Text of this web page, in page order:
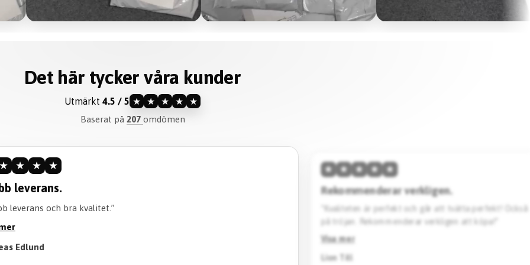
Det här tycker våra kunder
Utmärkt 4.5 / 5 ★ ★ ★ ★ ★
Baserat på 207 omdömen
★ ★ ★ ★
verkligen.
är perfekt och går att tvätta perfekt! Också en bra tid att vänta
Rekommenderar verkligen att köpa!”
★ ★ ★ ★ ★
Hög kvalitet & skön passform.
“Den här tröjan imponerar med sin höga kvalitet och
Designen är stilren. Jag köpte en svart Barcelona
Rekommenderar starkt.”